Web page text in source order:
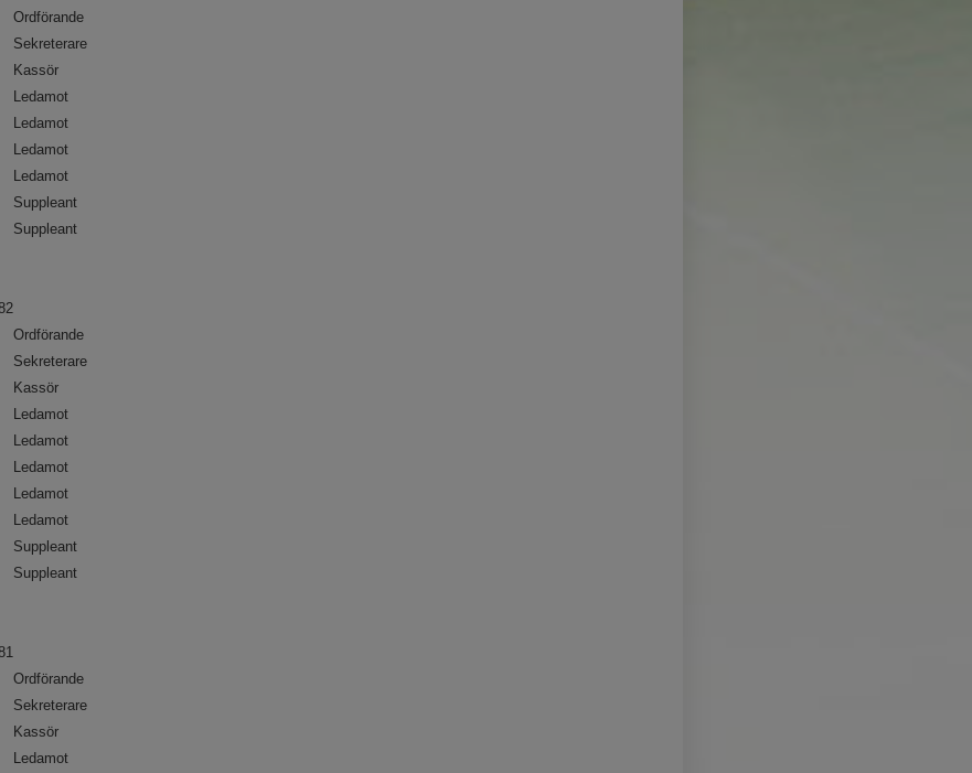
Ordförande
Sekreterare
Kassör
Ledamot
Ledamot
Ledamot
Ledamot
Suppleant
Suppleant
Ordförande
Sekreterare
Kassör
Ledamot
Ledamot
Ledamot
Ledamot
Ledamot
Suppleant
Suppleant
Ordförande
Sekreterare
Kassör
Ledamot